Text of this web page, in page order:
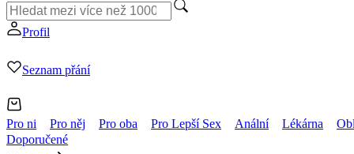
Profil
Seznam přání
Pro ni Pro něj Pro oba Pro Lepší Sex Anální Lékárna
Doporučené